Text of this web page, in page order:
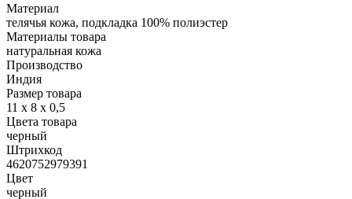
Материал
телячья кожа, подкладка 100% полиэстер
Материалы товара
натуральная кожа
Производство
Индия
Размер товара
11 х 8 х 0,5
Цвета товара
черный
Штрихкод
4620752979391
Цвет
черный